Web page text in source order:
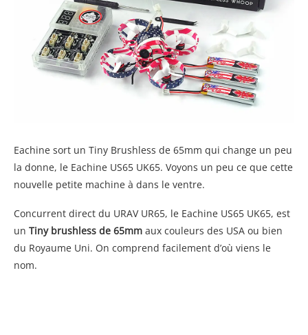
Eachine sort un Tiny Brushless de 65mm qui change un peu
la donne, le Eachine US65 UK65. Voyons un peu ce que cette
nouvelle petite machine à dans le ventre.
Concurrent direct du URAV UR65, le Eachine US65 UK65, est
un Tiny brushless de 65mm aux couleurs des USA ou bien
du Royaume Uni. On comprend facilement d’où viens le
nom.